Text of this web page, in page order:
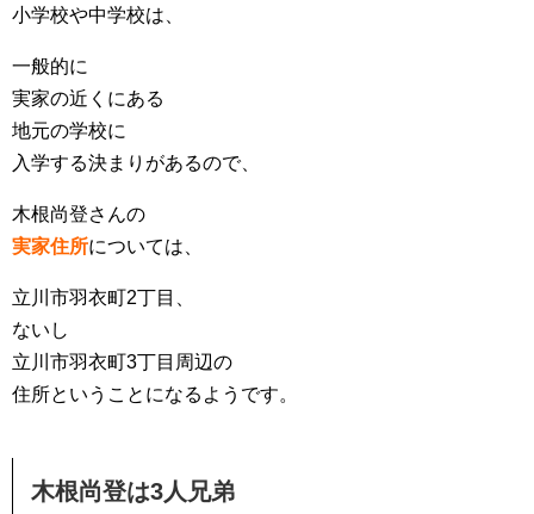
小学校や中学校は、
一般的に
実家の近くにある
地元の学校に
入学する決まりがあるので、
木根尚登さんの
実家住所については、
立川市羽衣町2丁目、
ないし
立川市羽衣町3丁目周辺の
住所ということになるようです。
木根尚登は3人兄弟